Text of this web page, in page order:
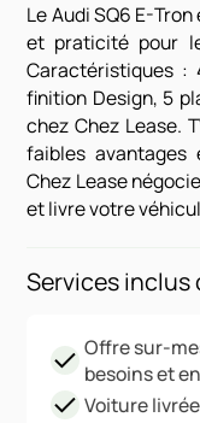
Le Audi SQ6 E-
et praticité pour
Caractéristiques :
finition Design, 5
chez Chez Lease.
faibles avantages
Chez Lease
et livre votre
Services inclus
Offre sur-
besoins et
Voiture